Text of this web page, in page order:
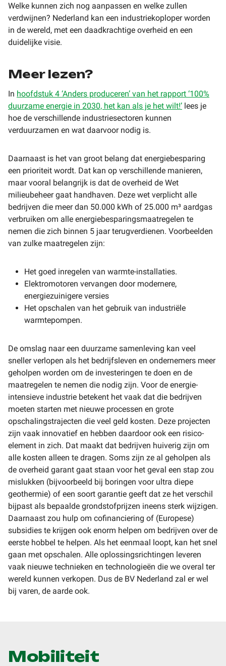
Welke kunnen zich nog aanpassen en welke zullen
verdwijnen? Nederland kan een industriekoploper worden
in de wereld, met een daadkrachtige overheid en een
duidelijke visie.
Meer lezen?
In hoofdstuk 4 ‘Anders produceren’ van het rapport ‘100%
duurzame energie in 2030, het kan als je het wilt!’ lees je
hoe de verschillende industriesectoren kunnen
verduurzamen en wat daarvoor nodig is.
Daarnaast is het van groot belang dat energiebesparing
een prioriteit wordt. Dat kan op verschillende manieren,
maar vooral belangrijk is dat de overheid de Wet
milieubeheer gaat handhaven. Deze wet verplicht alle
bedrijven die meer dan 50.000 kWh of 25.000 m³ aardgas
verbruiken om alle energiebesparingsmaatregelen te
nemen die zich binnen 5 jaar terugverdienen. Voorbeelden
van zulke maatregelen zijn:
Het goed inregelen van warmte-installaties.
Elektromotoren vervangen door modernere,
energiezuinigere versies
Het opschalen van het gebruik van industriële
warmtepompen.
De omslag naar een duurzame samenleving kan veel
sneller verlopen als het bedrijfsleven en ondernemers meer
geholpen worden om de investeringen te doen en de
maatregelen te nemen die nodig zijn. Voor de energie-
intensieve industrie betekent het vaak dat die bedrijven
moeten starten met nieuwe processen en grote
opschalingstrajecten die veel geld kosten. Deze projecten
zijn vaak innovatief en hebben daardoor ook een risico-
element in zich. Dat maakt dat bedrijven huiverig zijn om
alle kosten alleen te dragen. Soms zijn ze al geholpen als
de overheid garant gaat staan voor het geval een stap zou
mislukken (bijvoorbeeld bij boringen voor ultra diepe
geothermie) of een soort garantie geeft dat ze het verschil
bijpast als bepaalde grondstofprijzen ineens sterk wijzigen.
Daarnaast zou hulp om cofinanciering of (Europese)
subsidies te krijgen ook enorm helpen om bedrijven over de
eerste hobbel te helpen. Als het eenmaal loopt, kan het snel
gaan met opschalen. Alle oplossingsrichtingen leveren
vaak nieuwe technieken en technologieën die we overal ter
wereld kunnen verkopen. Dus de BV Nederland zal er wel
bij varen, de aarde ook.
Mobiliteit